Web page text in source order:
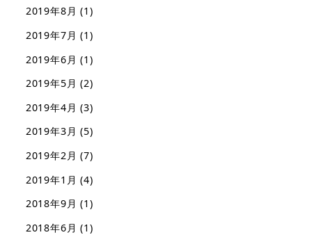
2019年8月 (1)
2019年7月 (1)
2019年6月 (1)
2019年5月 (2)
2019年4月 (3)
2019年3月 (5)
2019年2月 (7)
2019年1月 (4)
2018年9月 (1)
2018年6月 (1)